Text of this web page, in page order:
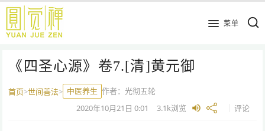
跳
主
菜单
《四圣心源》卷7.[清]黄元御
首页>世间善法> 中医养生 作者：光彻五轮
2020年10月21日 0:01 3.1k浏览 评论